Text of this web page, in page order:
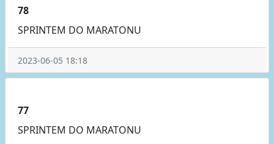
78
SPRINTEM DO MARATONU
2023-06-05 18:18
77
SPRINTEM DO MARATONU